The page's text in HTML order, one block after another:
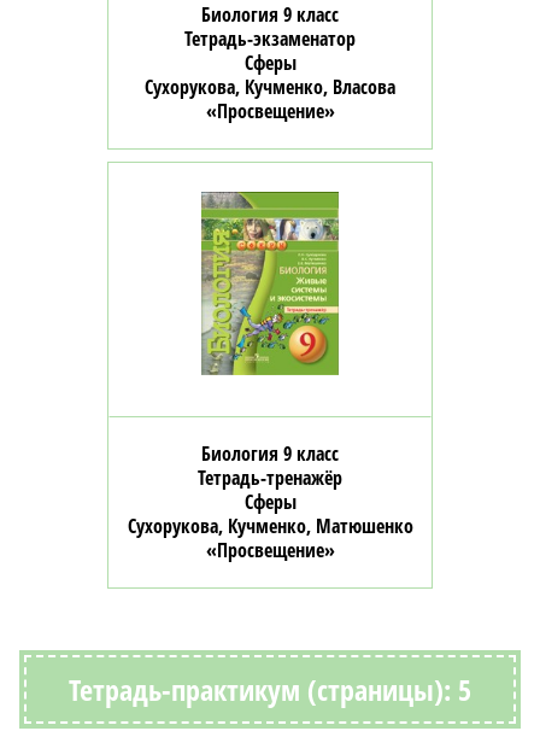
Биология 9 класс
Тетрадь-экзаменатор
Сферы
Сухорукова, Кучменко, Власова
«Просвещение»
Биология 9 класс
Тетрадь-тренажёр
Сферы
Сухорукова, Кучменко, Матюшенко
«Просвещение»
Тетрадь-практикум (страницы): 5